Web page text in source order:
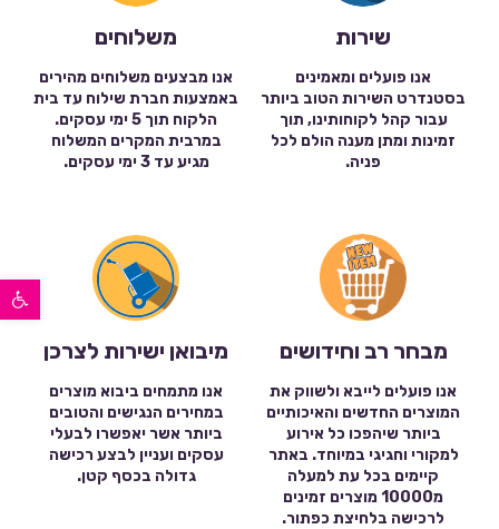
פתח סרגל נגישות
שירות
אנו פועלים ומאמינים
בסטנדרט השירות הטוב ביותר
עבור קהל לקוחותינו, תוך
זמינות ומתן מענה הולם לכל
פניה.
משלוחים
אנו מבצעים משלוחים מהירים
באמצעות חברת שילוח עד בית
הלקוח תוך 5 ימי עסקים.
במרבית המקרים המשלוח
מגיע עד 3 ימי עסקים.
מבחר רב וחידושים
אנו פועלים לייבא ולשווק את
המוצרים החדשים והאיכותיים
ביותר שיהפכו כל אירוע
למקורי וחגיגי במיוחד. באתר
קיימים בכל עת למעלה
מ10000 מוצרים זמינים
לרכישה בלחיצת כפתור.
מיבואן ישירות לצרכן
אנו מתמחים ביבוא מוצרים
במחירים הנגישים והטובים
ביותר אשר יאפשרו לבעלי
עסקים ועניין לבצע רכישה
גדולה בכסף קטן.